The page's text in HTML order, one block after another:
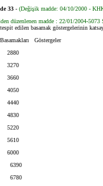
33 - (Değişik madde: 04/10/2000 -
düzenlenen madde : 22/01/2004-
tespit edilen basamak göstergelerinin
Göstergeler